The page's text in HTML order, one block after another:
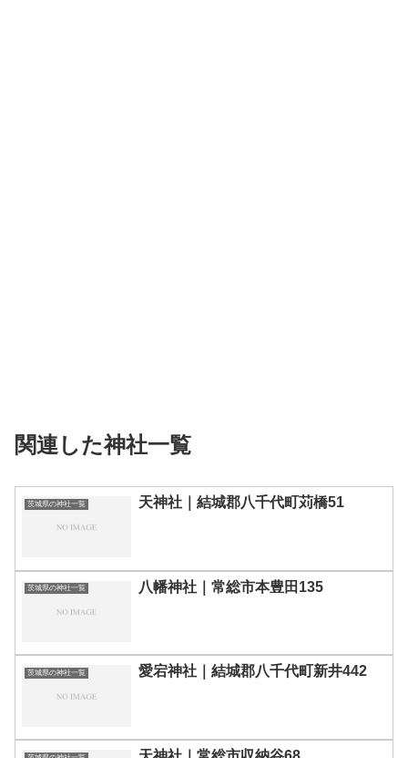
関連した神社一覧
茨城県の神社一覧 天神社｜結城郡八千代町苅橋51
茨城県の神社一覧 八幡神社｜常総市本豊田135
茨城県の神社一覧 愛宕神社｜結城郡八千代町新井442